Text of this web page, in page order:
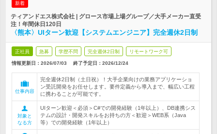
新着
ティアンドエス株式会社 | グロース市場上場グループ／大手メーカー直受
注！年間休日120日
〈熊本〉UIターン歓迎【システムエンジニア】完全週休2日制
正社員 急募 学歴不問 完全週休2日制 リモートワーク可
情報更新日：2026/07/03 終了予定日： 2026/12/24
仕事内容
完全週休2日制（土日祝）！大手企業向けの業務アプリケーショ
ン受託開発をお任せします。要件定義から導入まで、幅広い工程
に携わることが可能です。
対象と
なる方
UIターン歓迎＜必須＞C#での開発経験（1年以上）、DB連携シス
テムの設計・開発スキルをお持ちの方＜歓迎＞WEB系（Java
等）での開発経験（1年以上）